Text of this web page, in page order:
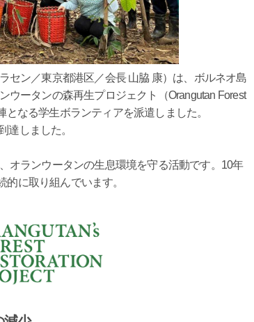
セン／東京都港区／会長 山脇 康）は、ボルネオ島
ウータンの森再生プロジェクト（Orangutan Forest
となる学生ボランティアを派遣しました。
達しました。
オランウータンの生息環境を守る活動です。10年
に取り組んでいます。